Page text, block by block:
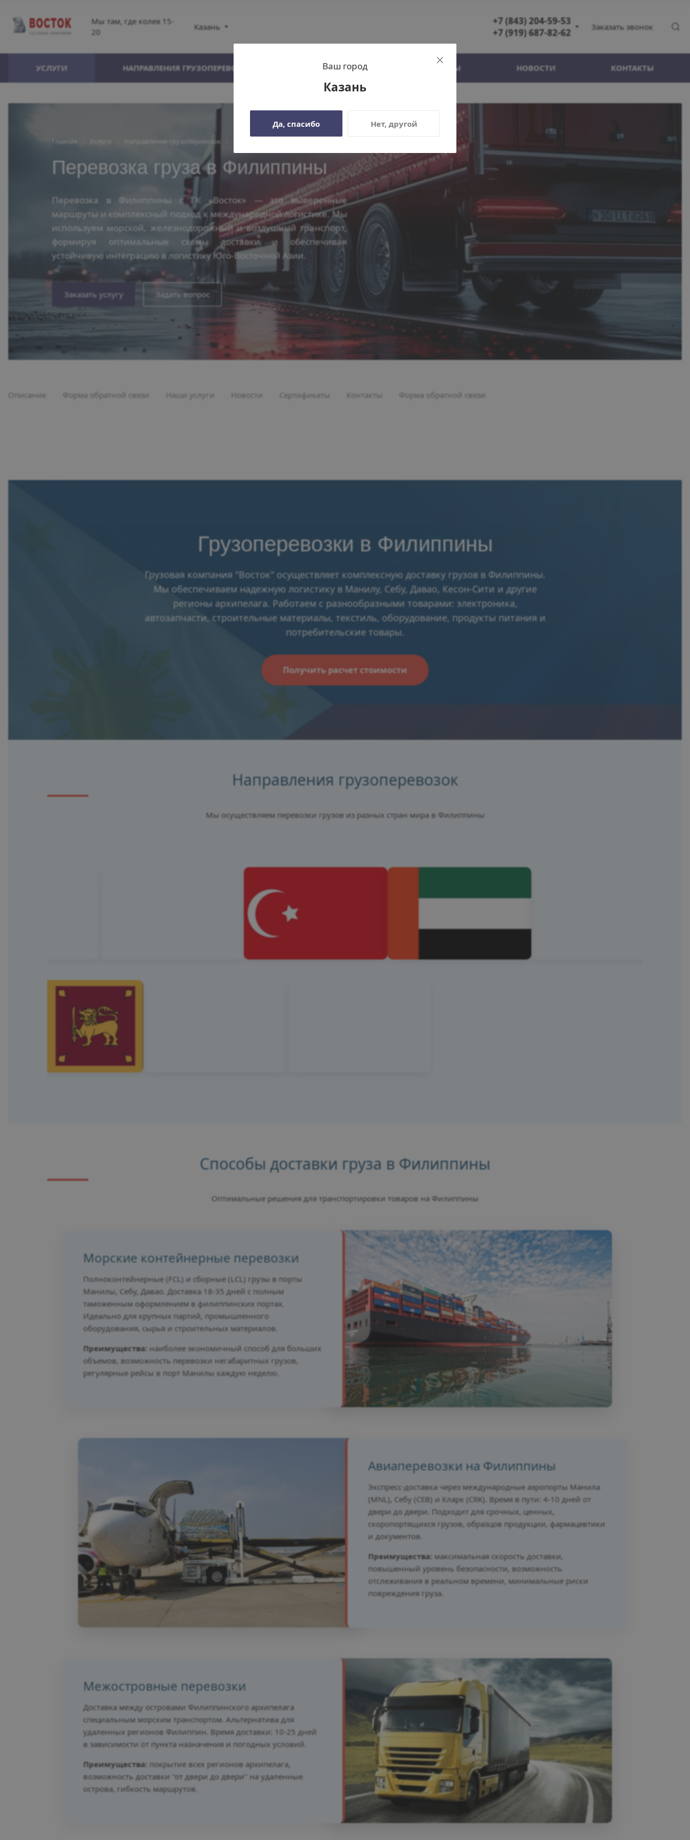
Мы там, где колея 15-
20
Казань
+7 (843) 204-59-53
+7 (919) 687-82-62
+7 (919) 687-82-62
ул. Московская, д.
Пн-Пт 08:00-17:00
Сб-Вс Выходной
vostok.ltd
Заказать звонок
УСЛУГИ НАПРАВЛЕНИЯ ГРУЗОПЕРЕВОЗОК О КОМПАНИИ ПАРТНЕРЫ НОВОСТИ КОНТАКТЫ
Главная Направления грузоперевозок
Перевозка груза в Филиппины
Перевозка в Филиппины с ГК «Восток» — это выверенные
маршруты и комплексный подход к международной логистике. Мы
используем морской, железнодорожный и воздушный транспорт,
формируя оптимальные схемы доставки и обеспечивая
устойчивую интеграцию в логистику Юго-Восточной Азии.
Заказать услугу Задать вопрос
Описание Форма обратной связи Наши услуги Новости Сертификаты Контакты Форма обратной связи
Грузоперевозки в Филиппины
Грузовая компания "Восток" осуществляет комплексную доставку грузов в Филиппины.
Мы обеспечиваем надежную логистику в Манилу, Себу, Давао, Кесон-Сити и другие
регионы архипелага. Работаем с разнообразными товарами: электроника,
автозапчасти, строительные материалы, текстиль, оборудование, продукты питания и
потребительские товары.
Получить расчет стоимости
Направления грузоперевозок
Мы осуществляем перевозки грузов из разных стран мира в Филиппины
Способы доставки груза в Филиппины
Оптимальные решения для транспортировки товаров на Филиппины
Морские контейнерные перевозки
Полноконтейнерные (FCL) и сборные (LCL) грузы в порты
Манилы, Себу, Давао. Доставка 18-35 дней с полным
таможенным оформлением в филиппинских портах.
Идеально для крупных партий, промышленного
оборудования, сырья и строительных материалов.
Преимущества: наиболее экономичный способ для больших
объемов, возможность перевозки негабаритных грузов,
регулярные рейсы в порт Манилы каждую неделю.
Авиаперевозки на Филиппины
Экспресс-доставка через международные аэропорты Манила
(MNL), Себу (CEB) и Кларк (CRK). Время в пути: 4-10 дней от
двери до двери. Подходит для срочных, ценных,
скоропортящихся грузов, образцов продукции, фармацевтики
и документов.
Преимущества: максимальная скорость доставки,
повышенный уровень безопасности, возможность
отслеживания в реальном времени, минимальные риски
повреждения груза.
Межостровные перевозки
Доставка между островами Филиппинского архипелага
специальным морским транспортом. Альтернатива для
удаленных регионов Филиппин. Время доставки: 10-25 дней
в зависимости от пункта назначения и погодных условий.
Преимущества: покрытие всех регионов архипелага,
возможность доставки "от двери до двери" на удаленные
острова, гибкость маршрутов.
Ваш город
Казань
Да, спасибо Нет, другой